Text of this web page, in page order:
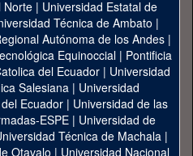
Norte | Universidad Estatal de
Técnica de Ambato |
Autónoma de los Andes|
Equinoccial| Pontificia
del Ecuador | Universidad
Salesiana | Universidad
Ecuador | Universidad de las
ESPE | Universidad de
Técnica de Machala|
Otavalo | Universidad Nacional